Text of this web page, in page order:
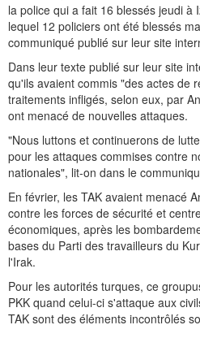
la police qui a fait 16 blessés jeudi à
lequel 12 policiers ont été blessés
communiqué publié sur leur site
Dans leur texte publié sur leur site
qu'ils avaient commis "des actes de
traitements infligés, selon eux, par
ont menacé de nouvelles attaques.
"Nous luttons et continuerons de
pour les attaques commises contre
nationales", lit-on dans le
En février, les TAK avaient menacé
contre les forces de sécurité et
économiques, après les
bases du Parti des travailleurs du
l'Irak.
Pour les autorités turques, ce
PKK quand celui-ci s'attaque aux
TAK sont des éléments incontrôlés